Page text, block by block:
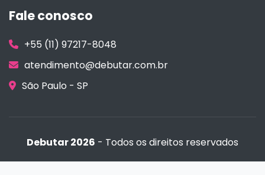
Fale conosco
+55 (11) 97217-8048
atendimento@debutar.com.br
São Paulo - SP
Debutar 2026 - Todos os direitos reservados